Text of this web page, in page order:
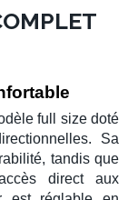
full sizedoté
Sa
tandis que
direct aux